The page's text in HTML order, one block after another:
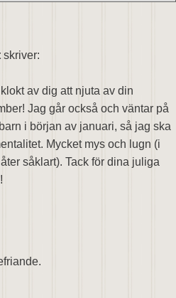
skriver:
av dig att njuta av din
Jag går också och väntar på
i början av januari, så jag ska
Mycket mys och lugn (i
såklart). Tack för dina juliga